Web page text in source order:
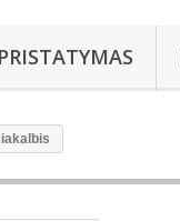
PRISTATYMAS